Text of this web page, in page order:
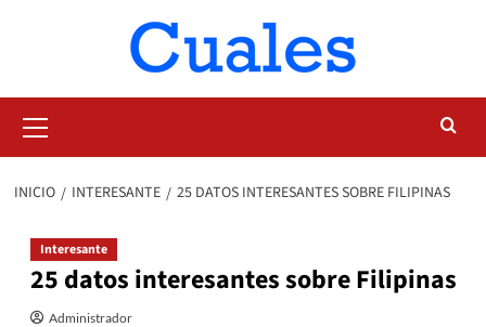
primario
INICIO INTERESANTE 25 DATOS INTERESANTES SOBRE FILIPINAS
Interesante
25 datos interesantes sobre Filipinas
Administrador